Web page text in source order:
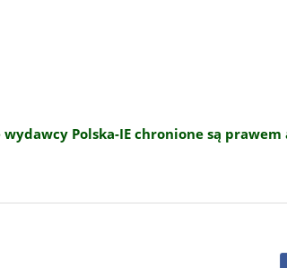
Polska-IE chronione są